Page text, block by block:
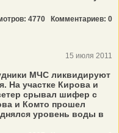
4770 Комментариев: 0
15 июля 2011
МЧС ликвидируют
На участке Кирова и
срывал шифер с
и Комто прошел
уровень воды в